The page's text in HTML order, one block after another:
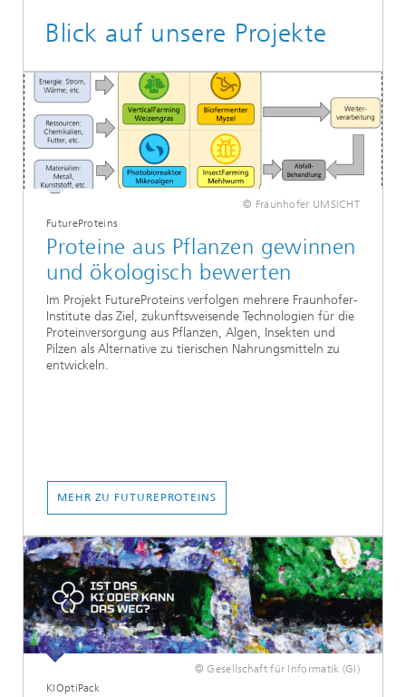
Blick auf unsere Projekte
© Fraunhofer UMSICHT
FutureProteins
Proteine aus Pflanzen gewinnen
und ökologisch bewerten
Im Projekt FutureProteins verfolgen mehrere Fraunhofer-
Institute das Ziel, zukunftsweisende Technologien für die
Proteinversorgung aus Pflanzen, Algen, Insekten und
Pilzen als Alternative zu tierischen Nahrungsmitteln zu
entwickeln.
MEHR ZU FUTUREPROTEINS
© Gesellschaft für Informatik (GI)
KIOptiPack